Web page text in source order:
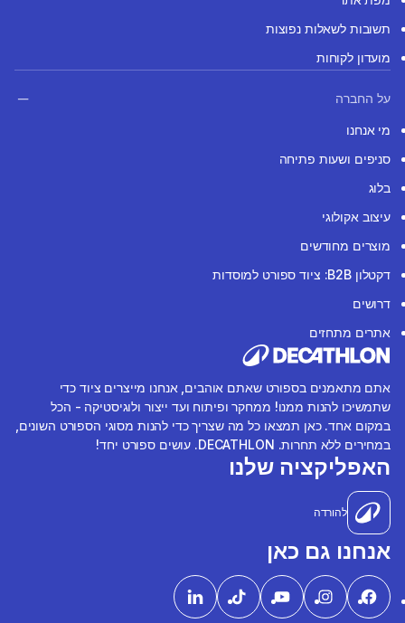
תשובות לשאלות נפוצות
מועדון לקוחות
על החברה
מי אנחנו
סניפים ושעות פתיחה
בלוג
עיצוב אקולוגי
מוצרים מחודשים
דקטלון B2B: ציוד ספורט למוסדות
דרושים
אתרים מתחזים
אתם מתאמנים בספורט שאתם אוהבים, אנחנו מייצרים ציוד כדי
שתמשיכו להנות ממנו! ממחקר ופיתוח ועד ייצור ולוגיסטיקה - הכל
במקום אחד. כאן תמצאו כל מה שצריך כדי להנות מסוגי הספורט השונים,
במחירים ללא תחרות. DECATHLON. עושים ספורט יחד!
האפליקציה שלנו
להורדה
אנחנו גם כאן